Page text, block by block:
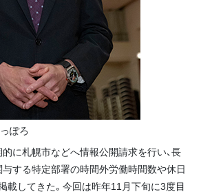
ぽろ
に札幌市などへ情報公開請求を行い、長
する特定部署の時間外労働時間数や休日
載してきた。今回は昨年11月下旬に3度目